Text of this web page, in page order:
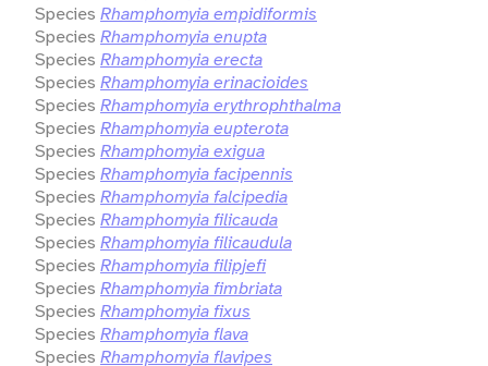
Species Rhamphomyia empidiformis
Species Rhamphomyia enupta
Species Rhamphomyia erecta
Species Rhamphomyia erinacioides
Species Rhamphomyia erythrophthalma
Species Rhamphomyia eupterota
Species Rhamphomyia exigua
Species Rhamphomyia facipennis
Species Rhamphomyia falcipedia
Species Rhamphomyia filicauda
Species Rhamphomyia filicaudula
Species Rhamphomyia filipjefi
Species Rhamphomyia fimbriata
Species Rhamphomyia fixus
Species Rhamphomyia flava
Species Rhamphomyia flavipes